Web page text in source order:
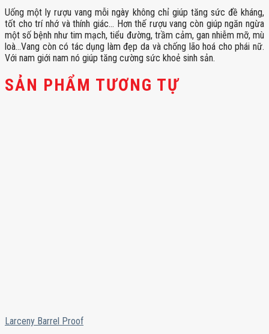
Uống một ly rượu vang mỗi ngày không chỉ giúp tăng sức đề kháng,
tốt cho trí nhớ và thính giác… Hơn thế rượu vang còn giúp ngăn ngừa
một số bệnh như tim mạch, tiểu đường, trầm cảm, gan nhiễm mỡ, mù
loà…Vang còn có tác dụng làm đẹp da và chống lão hoá cho phái nữ.
Với nam giới nam nó giúp tăng cường sức khoẻ sinh sản.
SẢN PHẨM TƯƠNG TỰ
Larceny Barrel Proof